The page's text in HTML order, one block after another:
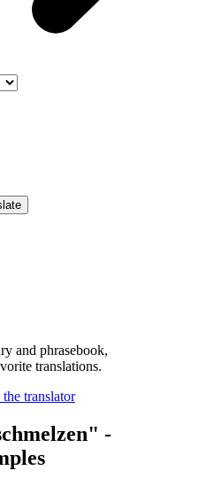
and phrasebook,
translations.
-